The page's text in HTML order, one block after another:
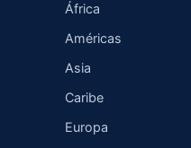
África
Américas
Asia
Caribe
Europa